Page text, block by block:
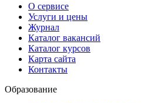
О сервисе
Услуги и цены
Журнал
Каталог вакансий
Каталог курсов
Карта сайта
Контакты
Образование